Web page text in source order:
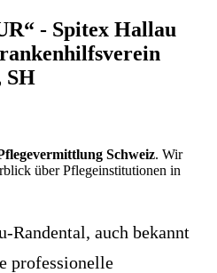
- Spitex Hallau
SH
Schweiz. Wir
über Pflegeinstitutionen in
Randental, auch bekannt
professionelle